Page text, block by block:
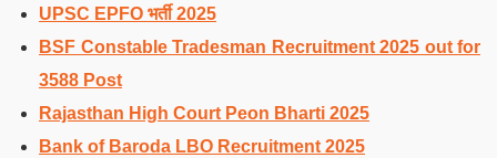
UPSC EPFO भर्ती 2025
BSF Constable Tradesman Recruitment 2025 out for
3588 Post
Rajasthan High Court Peon Bharti 2025
Bank of Baroda LBO Recruitment 2025